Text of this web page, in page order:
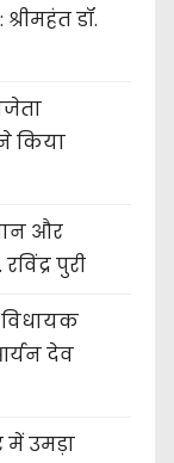
डॉ.
ने किया
और
पुरी
विधायक
देव
में उमड़ा